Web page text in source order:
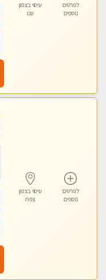
לפרטים
נוספים
עיסוי בצפון
עכו
לפרטים
נוספים
עיסוי בצפון
צפת